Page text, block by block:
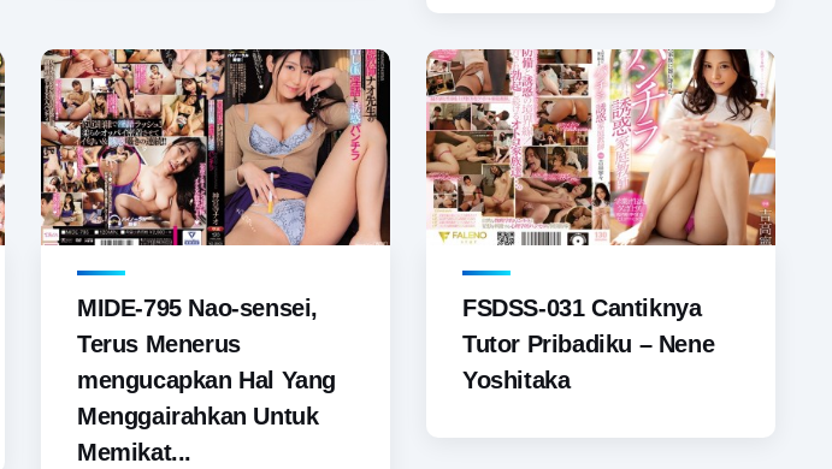
MIDE-795 Nao-sensei,
Terus Menerus
mengucapkan Hal Yang
Menggairahkan Untuk
Memikat...
FSDSS-031 Cantiknya
Tutor Pribadiku – Nene
Yoshitaka